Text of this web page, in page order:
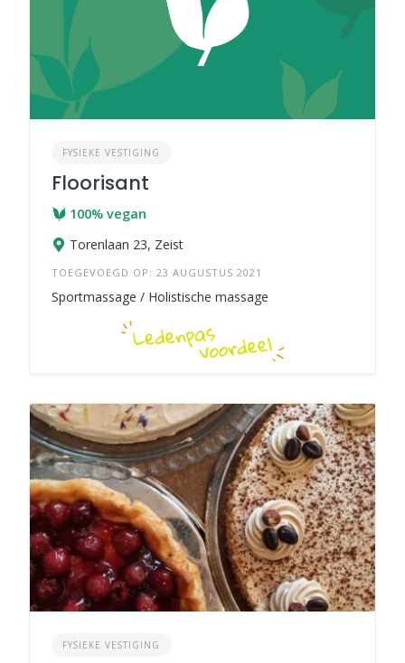
FYSIEKE VESTIGING
Floorisant
100% vegan
Torenlaan 23, Zeist
TOEGEVOEGD OP: 23 AUGUSTUS 2021
Sportmassage / Holistische massage
FYSIEKE VESTIGING